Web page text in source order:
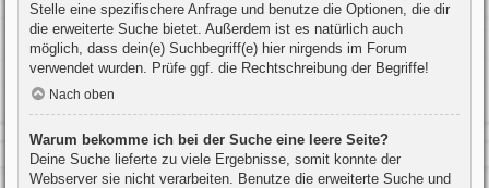
Stelle eine spezifischere Anfrage und benutze die Optionen, die dir
die erweiterte Suche bietet. Außerdem ist es natürlich auch
möglich, dass dein(e) Suchbegriff(e) hier nirgends im Forum
verwendet wurden. Prüfe ggf. die Rechtschreibung der Begriffe!
Nach oben
Warum bekomme ich bei der Suche eine leere Seite?
Deine Suche lieferte zu viele Ergebnisse, somit konnte der
Webserver sie nicht verarbeiten. Benutze die erweiterte Suche und